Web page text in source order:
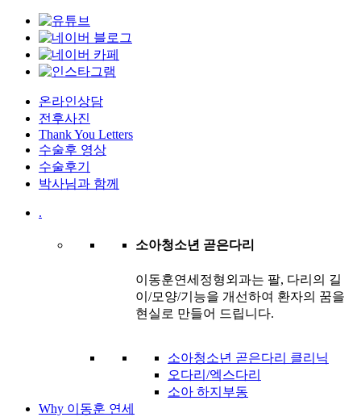
온라인상담
전후사진
Thank You Letters
수술후 영상
수술후기
박사님과 함께
.
소아청소년 곧은다리
이동훈연세정형외과는 팔, 다리의 길
이/모양/기능을 개선하여 환자의 꿈을
현실로 만들어 드립니다.
소아청소년 곧은다리 클리닉
오다리/엑스다리
소아 하지부동
Why 이동훈 연세